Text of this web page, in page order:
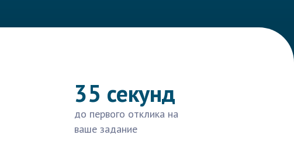
35 секунд
до первого отклика на
ваше задание